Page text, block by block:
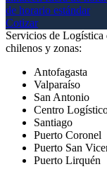
de horario estándar
Cotizar
Servicios de
chilenos y zonas:
Antofagasta
Valparaíso
San Antonio
Centro
Santiago
Puerto Coronel
Puerto San
Puerto Lirquén